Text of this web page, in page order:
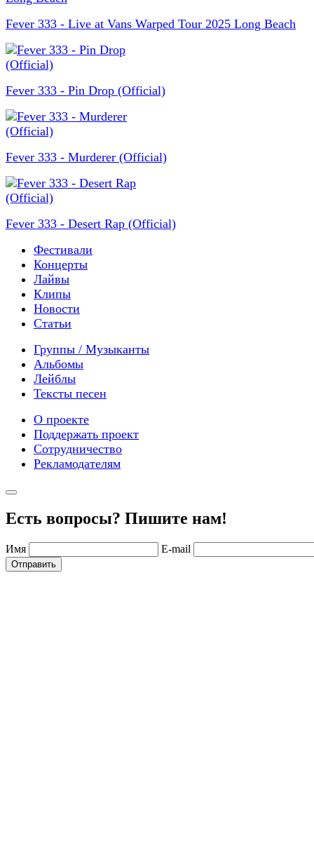
Fever 333 - Live at Vans Warped Tour 2025 Long Beach
Fever 333 - Pin Drop (Official)
Fever 333 - Murderer (Official)
Fever 333 - Desert Rap (Official)
Фестивали
Концерты
Лайвы
Клипы
Новости
Статьи
Группы / Музыканты
Альбомы
Лейблы
Тексты песен
О проекте
Поддержать проект
Сотрудничество
Рекламодателям
Есть вопросы? Пишите нам!
Имя E-mail